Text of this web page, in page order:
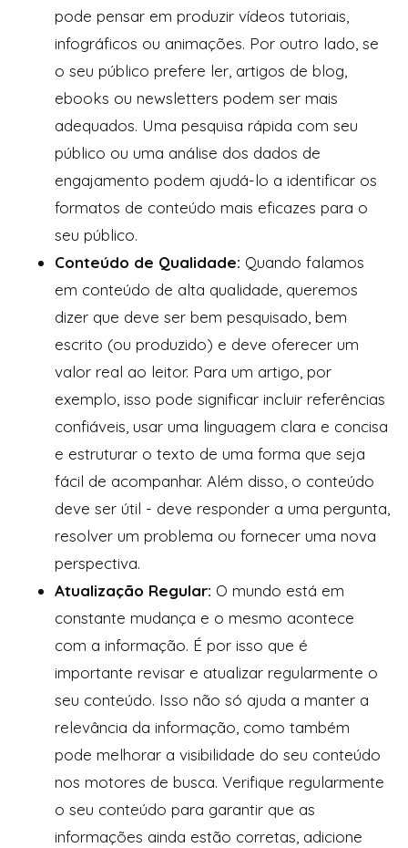
pode pensar em produzir vídeos tutoriais,
infográficos ou animações. Por outro lado, se
o seu público prefere ler, artigos de blog,
ebooks ou newsletters podem ser mais
adequados. Uma pesquisa rápida com seu
público ou uma análise dos dados de
engajamento podem ajudá-lo a identificar os
formatos de conteúdo mais eficazes para o
seu público.
Conteúdo de Qualidade: Quando falamos
em conteúdo de alta qualidade, queremos
dizer que deve ser bem pesquisado, bem
escrito (ou produzido) e deve oferecer um
valor real ao leitor. Para um artigo, por
exemplo, isso pode significar incluir referências
confiáveis, usar uma linguagem clara e concisa
e estruturar o texto de uma forma que seja
fácil de acompanhar. Além disso, o conteúdo
deve ser útil - deve responder a uma pergunta,
resolver um problema ou fornecer uma nova
perspectiva.
Atualização Regular: O mundo está em
constante mudança e o mesmo acontece
com a informação. É por isso que é
importante revisar e atualizar regularmente o
seu conteúdo. Isso não só ajuda a manter a
relevância da informação, como também
pode melhorar a visibilidade do seu conteúdo
nos motores de busca. Verifique regularmente
o seu conteúdo para garantir que as
informações ainda estão corretas, adicione